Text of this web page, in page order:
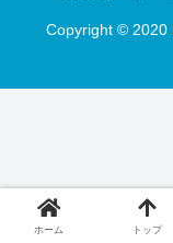
Copyright © 2020
ホーム トップ